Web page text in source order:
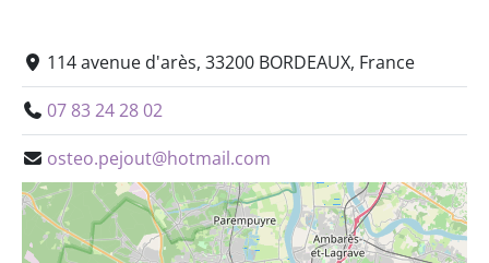
114 avenue d'arès, 33200 BORDEAUX, France
07 83 24 28 02
osteo.pejout@hotmail.com